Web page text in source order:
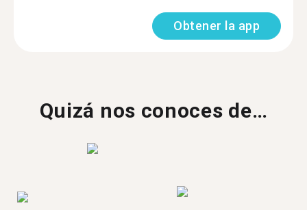
Obtener la app
Quizá nos conoces de…